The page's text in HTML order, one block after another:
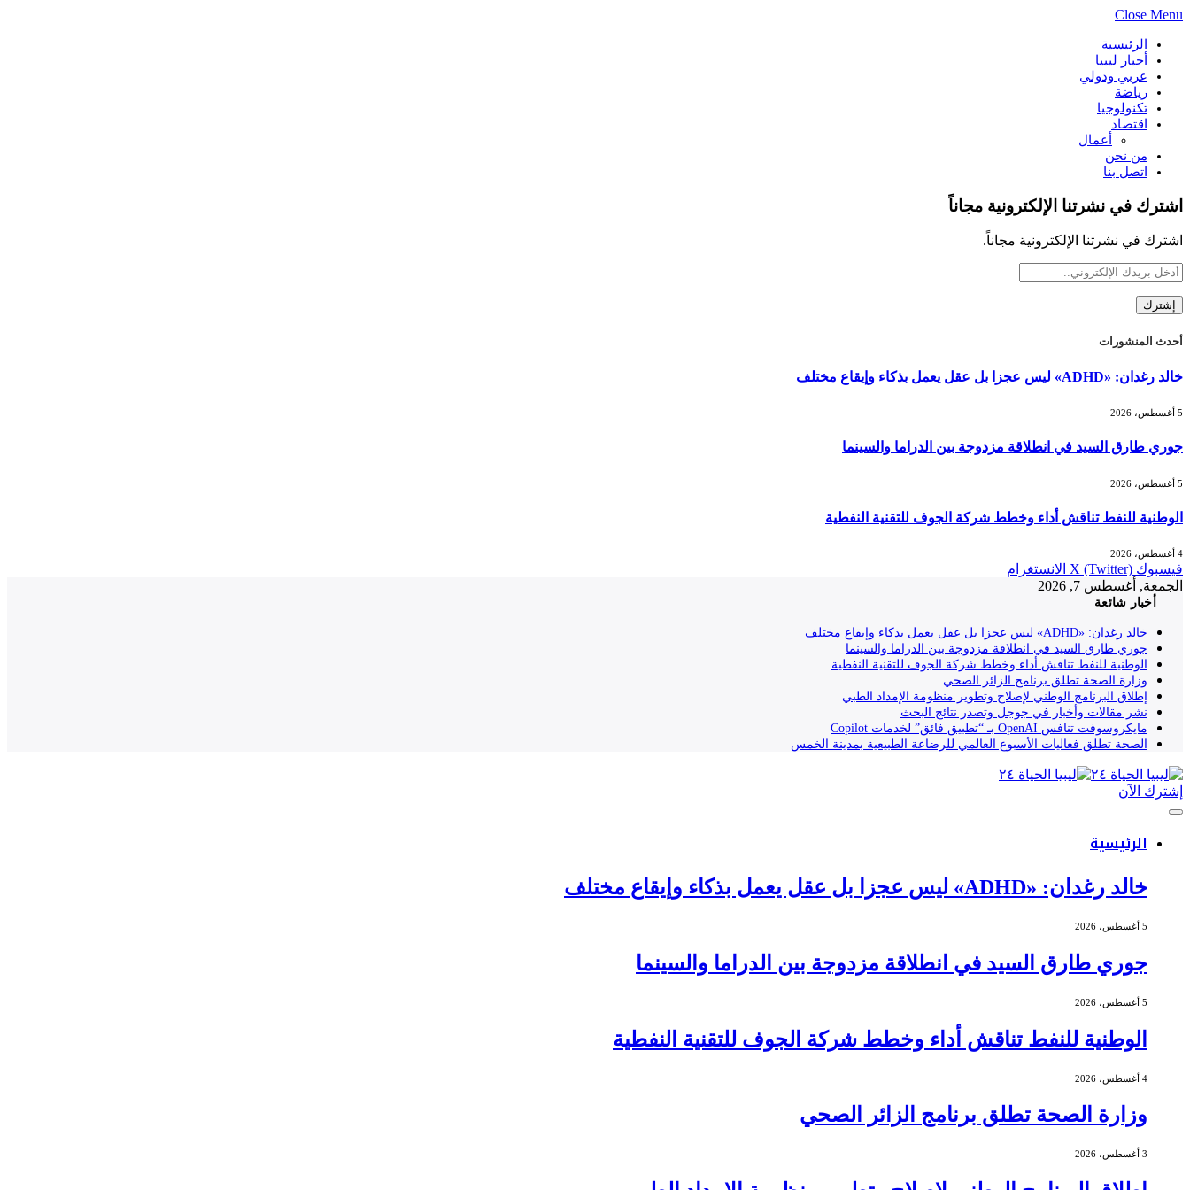
Close Menu
الرئيسية
أخبار ليبيا
عربي ودولي
رياضة
تكنولوجيا
اقتصاد
أعمال
من نحن
اتصل بنا
اشترك في نشرتنا الإلكترونية مجاناً
اشترك في نشرتنا الإلكترونية مجاناً.
أحدث المنشورات
خالد رغدان: «ADHD» ليس عجزا بل عقل يعمل بذكاء وإيقاع مختلف
5 أغسطس، 2026
جوري طارق السيد في انطلاقة مزدوجة بين الدراما والسينما
5 أغسطس، 2026
الوطنية للنفط تناقش أداء وخطط شركة الجوف للتقنية النفطية
4 أغسطس، 2026
فيسبوك X (Twitter) الانستغرام
الجمعة, أغسطس 7, 2026
أخبار شائعة
خالد رغدان: «ADHD» ليس عجزا بل عقل يعمل بذكاء وإيقاع مختلف
جوري طارق السيد في انطلاقة مزدوجة بين الدراما والسينما
الوطنية للنفط تناقش أداء وخطط شركة الجوف للتقنية النفطية
وزارة الصحة تطلق برنامج الزائر الصحي
إطلاق البرنامج الوطني لإصلاح وتطوير منظومة الإمداد الطبي
نشر مقالات وأخبار في جوجل وتصدر نتائج البحث
مايكروسوفت تنافس OpenAI بـ “تطبيق فائق” لخدمات Copilot
الصحة تطلق فعاليات الأسبوع العالمي للرضاعة الطبيعية بمدينة الخمس
إشترك الآن
الرئيسية
خالد رغدان: «ADHD» ليس عجزا بل عقل يعمل بذكاء وإيقاع مختلف
5 أغسطس، 2026
جوري طارق السيد في انطلاقة مزدوجة بين الدراما والسينما
5 أغسطس، 2026
الوطنية للنفط تناقش أداء وخطط شركة الجوف للتقنية النفطية
4 أغسطس، 2026
وزارة الصحة تطلق برنامج الزائر الصحي
3 أغسطس، 2026